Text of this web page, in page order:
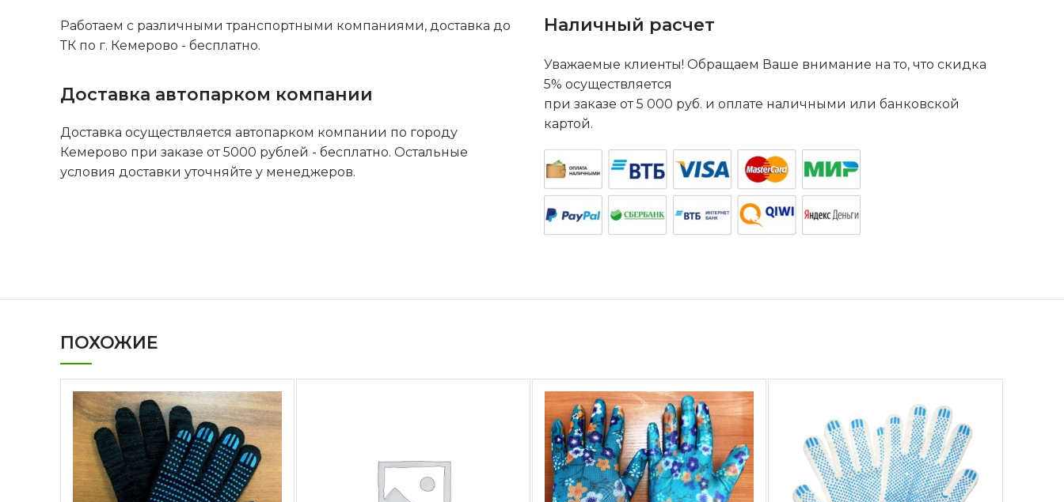
Работаем с различными транспортными компаниями, доставка до
ТК по г. Кемерово - бесплатно.
Доставка автопарком компании
Доставка осуществляется автопарком компании по городу
Кемерово при заказе от 5000 рублей - бесплатно. Остальные
условия доставки уточняйте у менеджеров.
Наличный расчет
Уважаемые клиенты! Обращаем Ваше внимание на то, что скидка
5% осуществляется
при заказе от 5 000 руб. и оплате наличными или банковской
картой.
ПОХОЖИЕ